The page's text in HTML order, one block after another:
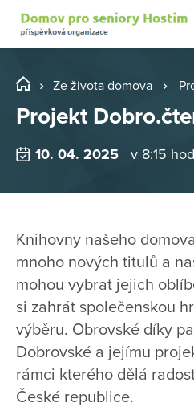
Ze života domova
Projekt
10. 04. 2025 v 8:15
Knihovny našeho
mnoho nových titulů a
mohou vybrat jejich
si zahrát společenskou
výběru. Obrovské díky
Dobrovské a jejímu
rámci kterého dělá
České republice.